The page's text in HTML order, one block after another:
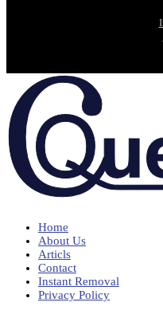
Home
About Us
Articls
Contact
Instant Removal
Privacy Policy